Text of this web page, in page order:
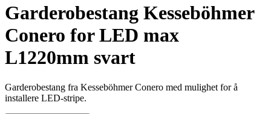
Garderobestang Kesseböhmer
Conero for LED max
L1220mm svart
Garderobestang fra Kesseböhmer Conero med mulighet for å
installere LED-stripe.